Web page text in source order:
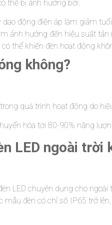
thể bị ảnh hưởng bởi:
động điện áp làm giảm
ảnh hưởng đến hiệu suất tản
thể khiến đèn hoạt động
không?
quá trình hoạt động do
hóa tới 80-90% năng
LED ngoài trời
LED chuyên dụng cho
mẫu đèn có chỉ số IP65 trở